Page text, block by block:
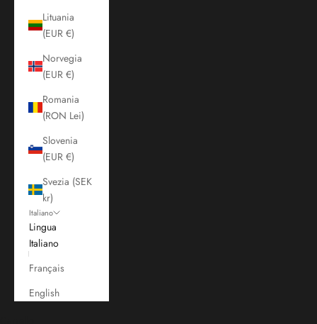
Lituania
(EUR €)
Norvegia
(EUR €)
Romania
(RON Lei)
Slovenia
(EUR €)
Svezia (SEK
kr)
Italiano
Lingua
Italiano
Français
English